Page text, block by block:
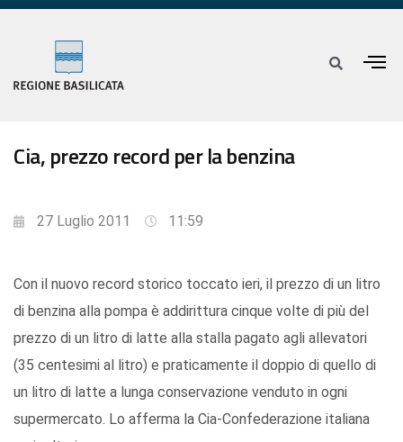
Cia, prezzo record per la benzina
27 Luglio 2011 11:59
Con il nuovo record storico toccato ieri, il prezzo di un litro
di benzina alla pompa è addirittura cinque volte di più del
prezzo di un litro di latte alla stalla pagato agli allevatori
(35 centesimi al litro) e praticamente il doppio di quello di
un litro di latte a lunga conservazione venduto in ogni
supermercato. Lo afferma la Cia-Confederazione italiana